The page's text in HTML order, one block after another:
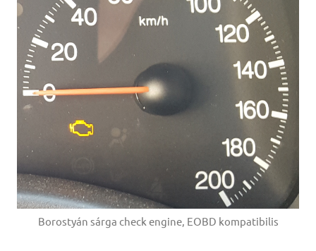
Borostyán sárga check engine, EOBD kompatibilis